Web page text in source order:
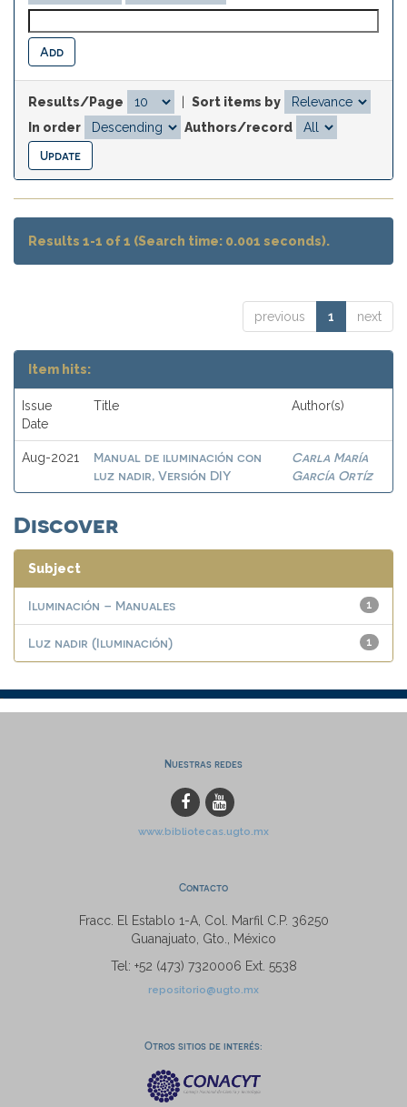
Results/Page
Sort items by
In order
Authors/record
Results 1-1 of 1 (Search time: 0.001 seconds).
previous 1 next
Item hits:
Issue
Date
Title Author(s)
Aug-2021
Manual de iluminación con
luz nadir, Versión DIY
Carla María
García Ortíz
Discover
Subject
1
Iluminación – Manuales
1
Luz nadir (Iluminación)
Nuestras redes
www.bibliotecas.ugto.mx
Contacto
Fracc. El Establo 1-A, Col. Marfil C.P. 36250
Guanajuato, Gto., México
Tel: +52 (473) 7320006 Ext. 5538
repositorio@ugto.mx
Otros sitios de interés: